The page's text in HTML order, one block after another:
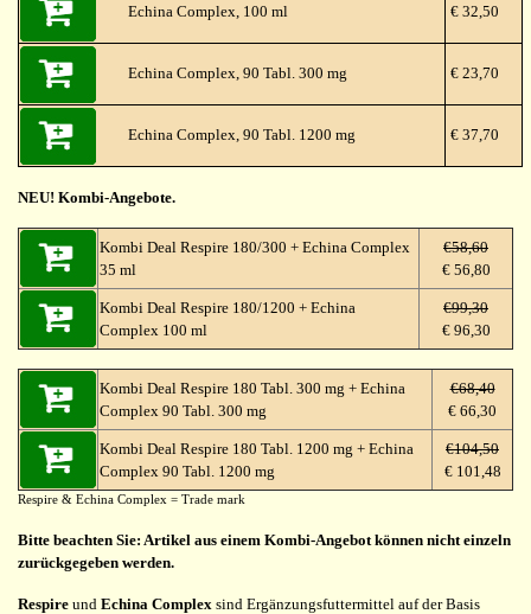
Echina Complex, 100 ml € 32,50
Echina Complex, 90 Tabl. 300 mg € 23,70
Echina Complex, 90 Tabl. 1200 mg € 37,70
NEU! Kombi-Angebote.
Kombi Deal Respire 180/300 + Echina Complex
35 ml
€58,60
€ 56,80
Kombi Deal Respire 180/1200 + Echina
Complex 100 ml
€99,30
€ 96,30
Kombi Deal Respire 180 Tabl. 300 mg + Echina
Complex 90 Tabl. 300 mg
€68,40
€ 66,30
Kombi Deal Respire 180 Tabl. 1200 mg + Echina
Complex 90 Tabl. 1200 mg
€104,50
€ 101,48
Respire & Echina Complex = Trade mark
Bitte beachten Sie: Artikel aus einem Kombi-Angebot können nicht einzeln
zurückgegeben werden.
Respire und Echina Complex sind Ergänzungsfuttermittel auf der Basis